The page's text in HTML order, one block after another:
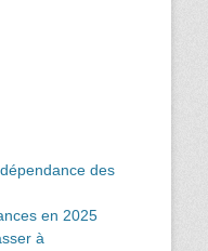
des
en 2025
à